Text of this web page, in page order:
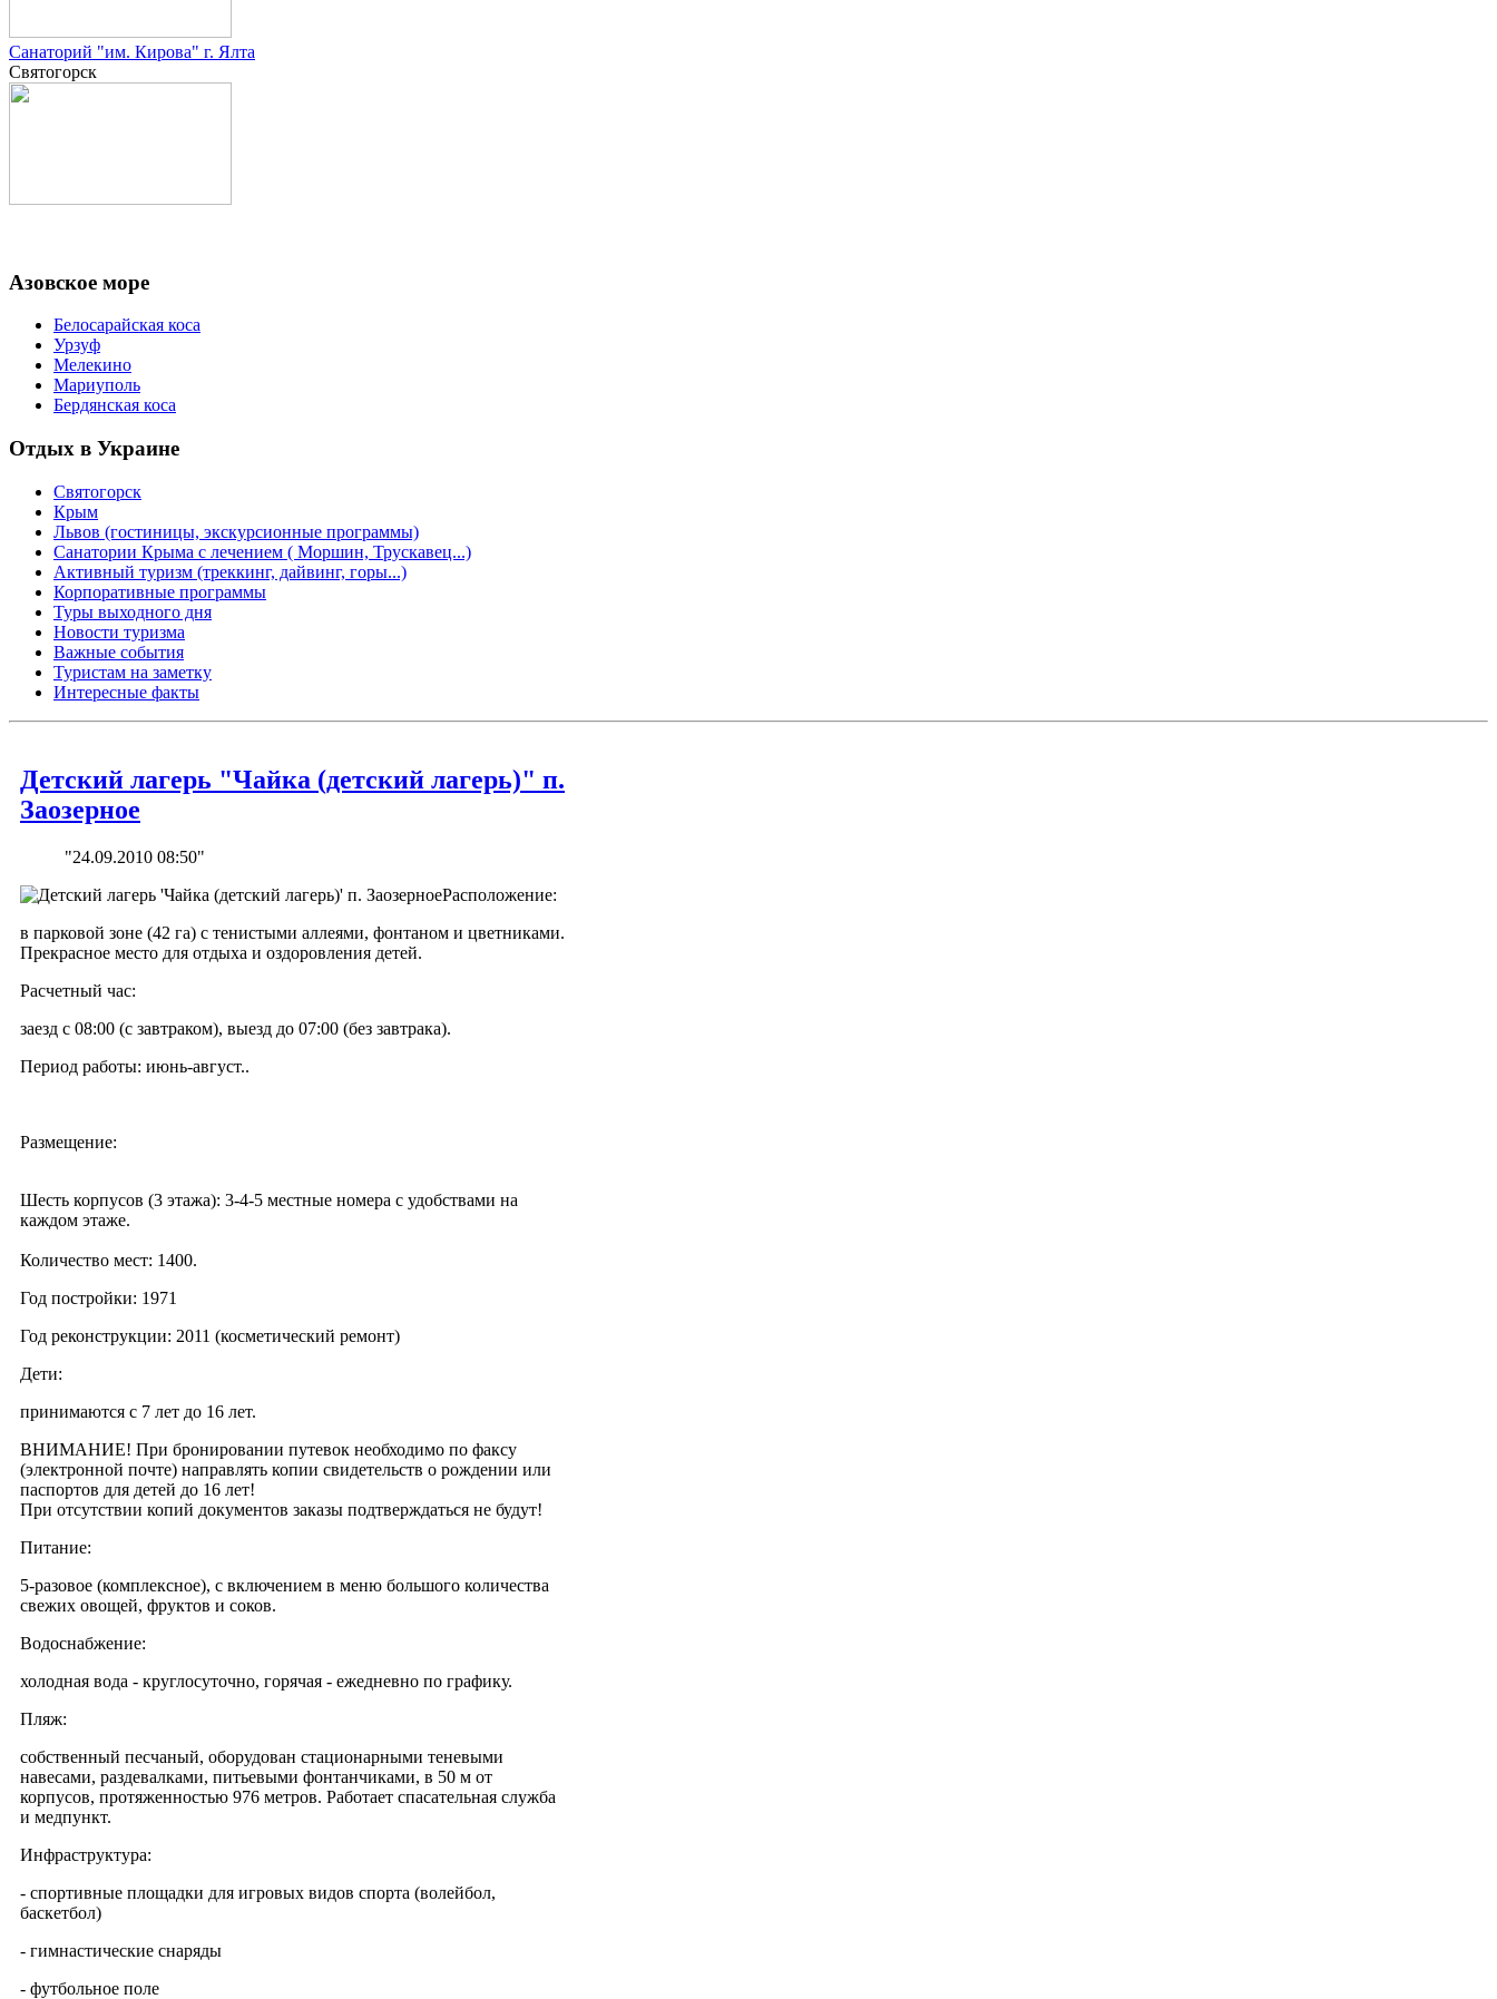
Санаторий "им. Кирова" г. Ялта
Святогорск
Азовское море
Белосарайская коса
Урзуф
Мелекино
Мариуполь
Бердянская коса
Отдых в Украине
Святогорск
Крым
Львов (гостиницы, экскурсионные программы)
Санатории Крыма с лечением ( Моршин, Трускавец...)
Активный туризм (треккинг, дайвинг, горы...)
Корпоративные программы
Туры выходного дня
Новости туризма
Важные события
Туристам на заметку
Интересные факты
Детский лагерь "Чайка (детский лагерь)" п.
Заозерное
"24.09.2010 08:50"
Расположение:
в парковой зоне (42 га) с тенистыми аллеями, фонтаном и цветниками.
Прекрасное место для отдыха и оздоровления детей.
Расчетный час:
заезд с 08:00 (с завтраком), выезд до 07:00 (без завтрака).
Период работы: июнь-август..
Размещение:
Шесть корпусов (3 этажа): 3-4-5 местные номера с удобствами на
каждом этаже.
Количество мест: 1400.
Год постройки: 1971
Год реконструкции: 2011 (косметический ремонт)
Дети:
принимаются с 7 лет до 16 лет.
ВНИМАНИЕ! При бронировании путевок необходимо по факсу
(электронной почте) направлять копии свидетельств о рождении или
паспортов для детей до 16 лет!
При отсутствии копий документов заказы подтверждаться не будут!
Питание:
5-разовое (комплексное), с включением в меню большого количества
свежих овощей, фруктов и соков.
Водоснабжение:
холодная вода - круглосуточно, горячая - ежедневно по графику.
Пляж:
собственный песчаный, оборудован стационарными теневыми
навесами, раздевалками, питьевыми фонтанчиками, в 50 м от
корпусов, протяженностью 976 метров. Работает спасательная служба
и медпункт.
Инфраструктура:
- спортивные площадки для игровых видов спорта (волейбол,
баскетбол)
- гимнастические снаряды
- футбольное поле